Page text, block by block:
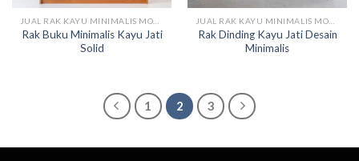
Rak Buku Minimalis Kayu Jati
Solid
Rak Dinding Kayu Jati Desain
Minimalis
1 2 3